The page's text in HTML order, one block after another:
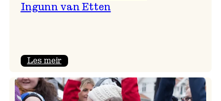
Ingunn van Etten
Les meir:
2026
–